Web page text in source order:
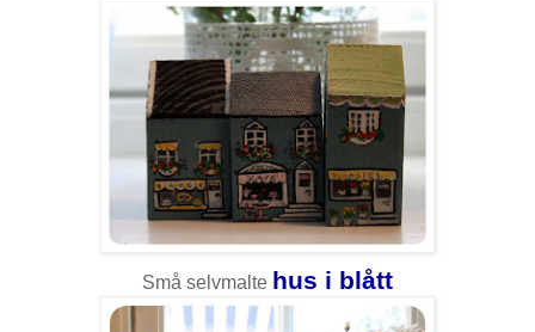
Små selvmalte hus i blått